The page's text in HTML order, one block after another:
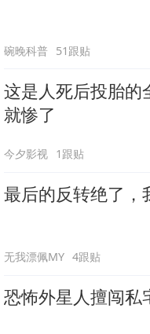
碗晚科普 51跟贴
这是人死后投胎的
就惨了
今夕影视 1跟贴
最后的反转绝了，
无我漂佩MY 4跟贴
恐怖外星人擅闯私